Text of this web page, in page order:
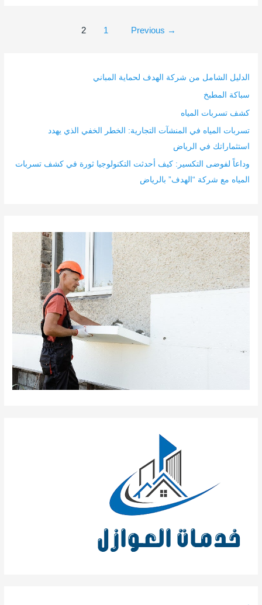
→
1
2
الدليل الشامل من شركة الهدف لحماية المباني
سباكة المطبخ
كشف تسربات المياه
تسربات المياه في المنشآت التجارية: الخطر الخفي الذي يهدد
استثماراتك في الرياض
وداعاً لفوضى التكسير: كيف أحدثت التكنولوجيا ثورة في كشف تسربات
المياه مع شركة “الهدف” بالرياض